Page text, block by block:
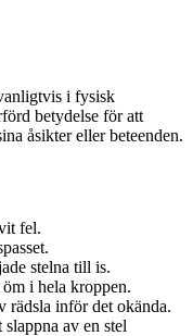
i fysisk
betydelse för att
åsikter eller beteenden.
fel.
stelna till is.
i hela kroppen.
rädsla inför det okända.
av en stel